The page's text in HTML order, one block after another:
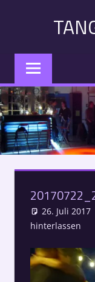
Tango
Veranstaltungen,
Kurse,
Konzerte
–
einen
Blick
26. Juli 2017
hinterlassen